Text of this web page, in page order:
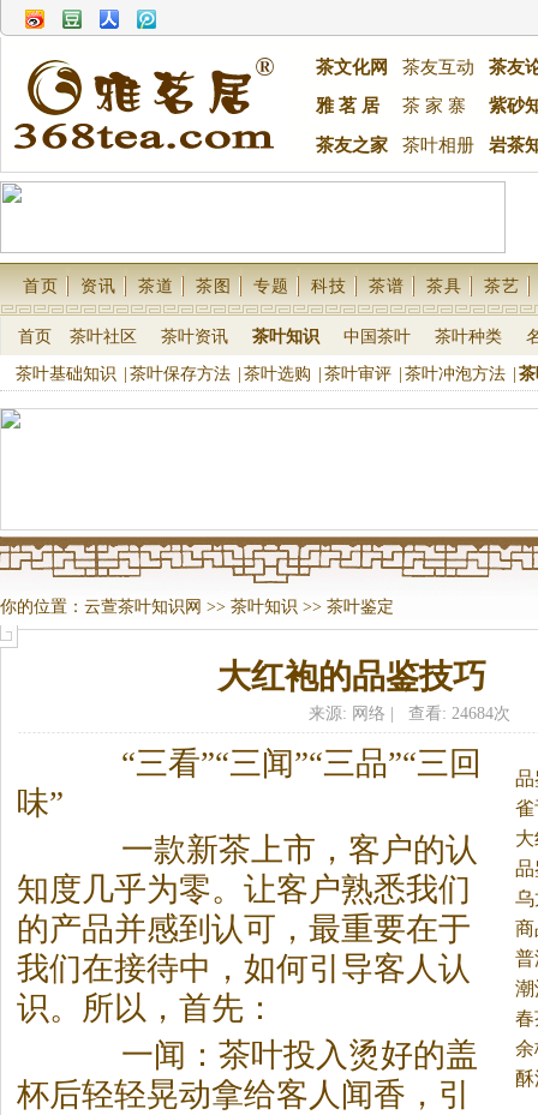
茶文化网 茶友互动
茶友
雅 茗 居
茶 家 寨 紫砂
茶友之家 茶叶相册 岩茶
首页 资讯 茶道 茶图 专题 科技 茶谱 茶具 茶艺
首页 茶叶社区 茶叶资讯 茶叶知识 中国茶叶 茶叶种类
茶叶基础知识 茶叶保存方法 茶叶选购 茶叶审评 茶叶冲泡方法
你的位置： 云萱茶叶知识网 >> 茶叶知识 >> 茶叶鉴定
大红袍的品鉴技巧
来源: 网络 | 查看: 24684次
大
“三看”“三闻”“三品”“三回
味”
一款新茶上市，客户的认
知度几乎为零。 让客户熟悉我们
的产品并感到认可，最重要在于
我们在接待中，如何引导客人认
识。所以，首先：
一闻： 茶叶投入烫好的盖
杯后轻轻晃动拿给客人闻香，引